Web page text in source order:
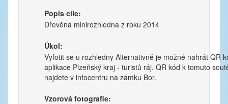
Popis cíle:
Dřevěná minirozhledna z roku 2014
Úkol:
Vyfotit se u rozhledny Alternativně je možné nahrát QR
aplikace Plzeňský kraj - turistů ráj. QR kód k tomuto
najdete v infocentru na zámku Bor.
Vzorová fotografie: